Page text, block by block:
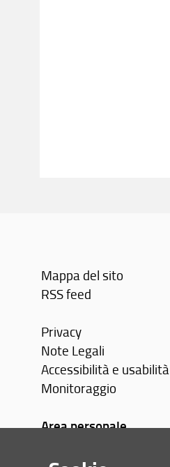
Mappa del sito
RSS feed
Privacy
Note Legali
Accessibilità e usabilità
Monitoraggio
Area personale